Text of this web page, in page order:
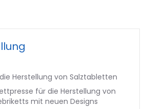
Herstellung von Salztabletten
für die Herstellung von
mit neuen Designs